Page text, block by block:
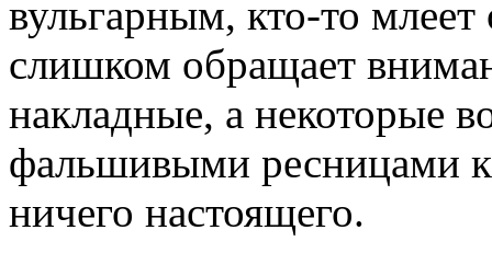
вульгарным, кто-то
слишком обращает
накладные, а некоторые
фальшивыми ресницами
ничего настоящего.